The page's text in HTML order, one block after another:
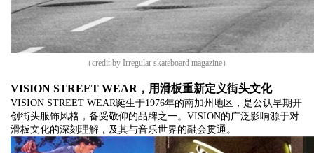
（credit by Irregular skateboard magazine）
VISION STREET WEAR ，用滑板重新定义街头文化
VISION STREET WEAR诞生于1976年的南加州地区，是公认早期开
创街头服饰风格，备受敬仰的品牌之一。VISION的广泛影响源于对
滑板文化的深刻理解，及其与音乐世界的融会贯通。